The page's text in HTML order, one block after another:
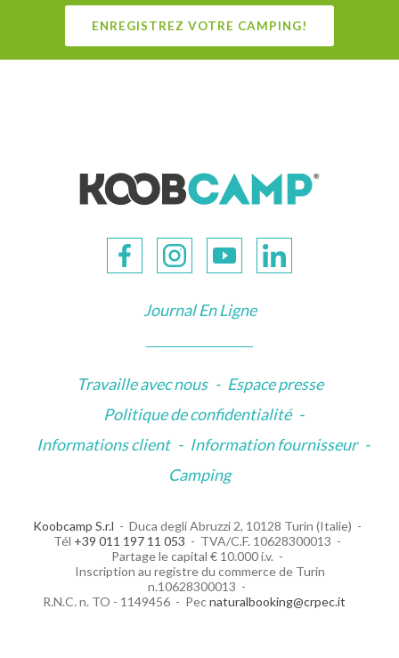
ENREGISTREZ VOTRE CAMPING!
Journal En Ligne
Travaille avec nous - Espace presse
Politique de confidentialité -
Informations client - Information fournisseur -
Camping
Koobcamp S.r.l
Duca degli Abruzzi 2, 10128 Turin (Italie)
Tél +39 011 197 11 053
TVA/C.F. 10628300013
Partage le capital € 10.000 i.v.
Inscription au registre du commerce de Turin
n.10628300013
R.N.C. n. TO - 1149456
Pecnaturalbooking@crpec.it